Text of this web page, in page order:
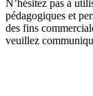
N’hésitez pas à
pédagogiques et
des fins
veuillez